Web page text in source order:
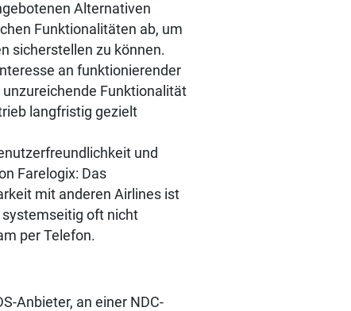
Alternativen
Funktionalitäten ab, um
sicherstellen zu können.
an funktionierender
Funktionalität
langfristig gezielt
und
Farelogix: Das
mit anderen Airlines ist
systemseitig oft nicht
per Telefon.
Anbieter, an einer NDC-